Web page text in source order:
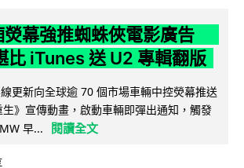
熒幕強推蜘蛛俠電影廣告
比 iTunes 送 U2 專輯翻版
更新向全球逾 70 個市場車輛中控熒幕推送
生》宣傳動畫，啟動車輛即彈出通知，觸發
早...
閱讀全文